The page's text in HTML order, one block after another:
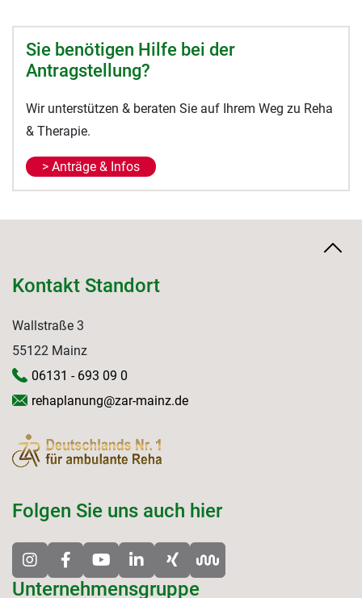
Sie benötigen Hilfe bei der
Antragstellung?
Wir unterstützen & beraten Sie auf Ihrem Weg zu Reha
& Therapie.
> Anträge & Infos
Unternehmensgruppe
Kontakt Standort
Wallstraße 3
55122 Mainz
06131 - 693 09 0
rehaplanung@zar-mainz.de
Folgen Sie uns auch hier